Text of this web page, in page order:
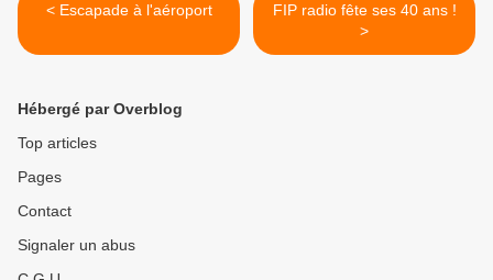
< Escapade à l'aéroport
FIP radio fête ses 40 ans !
>
Hébergé par Overblog
Top articles
Pages
Contact
Signaler un abus